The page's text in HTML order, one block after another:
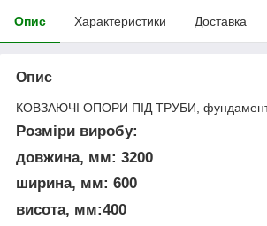
Опис Характеристики Доставка
Опис
КОВЗАЮЧІ ОПОРИ ПІД ТРУБИ,
Розміри виробу:
довжина, мм: 3200
ширина, мм: 600
висота, мм:400